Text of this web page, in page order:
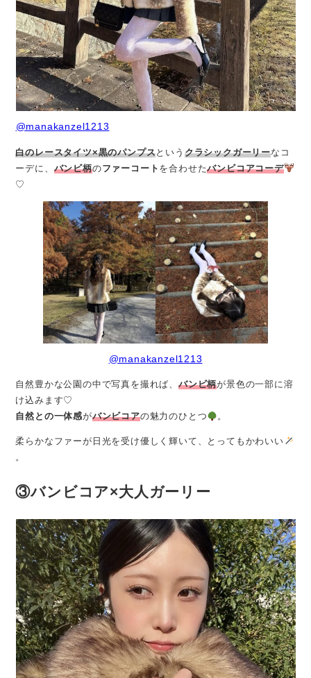
@manakanzel1213
白のレースタイツ×黒のパンプスという クラシックガーリーなコ
ーデに、 バンビ柄のファーコート を合わせたバンビコアコーデ
♡
@manakanzel1213
自然豊かな公園の中で写真を撮れば、 バンビ柄が景色の一部に溶
け込みます♡
自然との一体感がバンビコアの魅力のひとつ 。
柔らかなファーが日光を受け優しく輝いて、とってもかわいい
。
③バンビコア×大人ガーリー